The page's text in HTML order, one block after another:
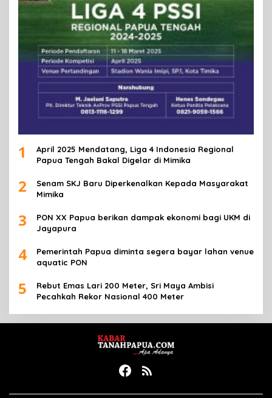
1
April 2025 Mendatang, Liga 4 Indonesia Regional
Papua Tengah Bakal Digelar di Mimika
2
Senam SKJ Baru Diperkenalkan Kepada Masyarakat
Mimika
3
PON XX Papua berikan dampak ekonomi bagi UKM di
Jayapura
4
Pemerintah Papua diminta segera bayar lahan venue
aquatic PON
5
Rebut Emas Lari 200 Meter, Sri Maya Ambisi
Pecahkah Rekor Nasional 400 Meter